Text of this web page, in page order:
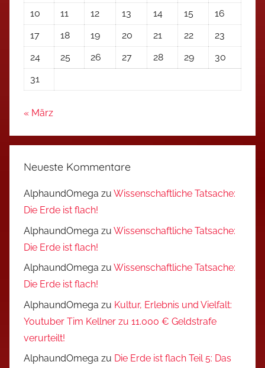
10 11 12 13 14 15
16
17
18 19 20 21 22
23
24
25 26 27 28 29
30
31
« März
Neueste Kommentare
AlphaundOmega zu Wissenschaftliche Tatsache:
Die Erde ist flach!
AlphaundOmega zu Wissenschaftliche Tatsache:
Die Erde ist flach!
AlphaundOmega zu Wissenschaftliche Tatsache:
Die Erde ist flach!
AlphaundOmega zu Kultur, Erlebnis und Vielfalt:
Youtuber Tim Kellner zu 11.000 € Geldstrafe
verurteilt!
AlphaundOmega zu Die Erde ist flach Teil 5: Das